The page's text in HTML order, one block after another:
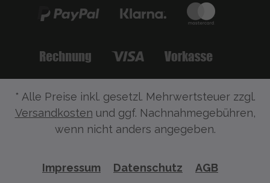
* Alle Preise inkl. gesetzl. Mehrwertsteuer zzgl.
Versandkosten und ggf. Nachnahmegebühren,
wenn nicht anders angegeben.
Impressum Datenschutz
AGB